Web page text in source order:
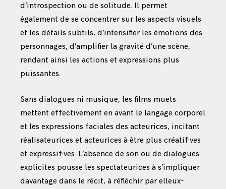
d’introspection ou de solitude. Il permet
également de se concentrer sur les aspects visuels
et les détails subtils, d’intensifier les émotions des
personnages, d’amplifier la gravité d’une scène,
rendant ainsi les actions et expressions plus
puissantes.
Sans dialogues ni musique, les films muets
mettent effectivement en avant le langage corporel
et les expressions faciales des acteurices, incitant
réalisateurices et acteurices à être plus créatif·ves
et expressif·ves. L’absence de son ou de dialogues
explicites pousse les spectateurices à s’impliquer
davantage dans le récit, à réfléchir par elleux-